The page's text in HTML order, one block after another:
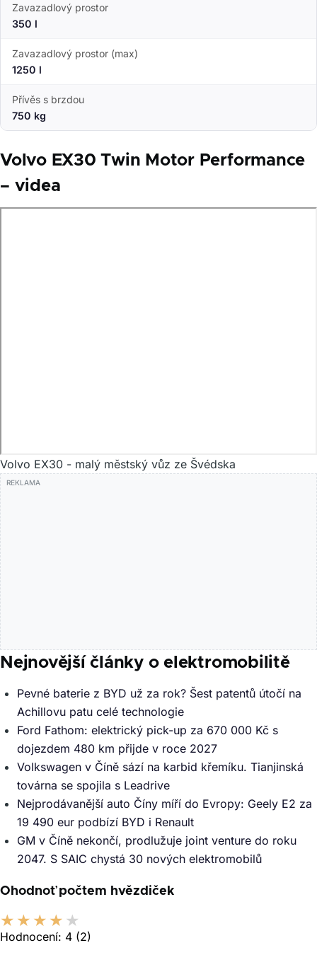
Zavazadlový prostor
350 l
Zavazadlový prostor (max)
1250 l
Přívěs s brzdou
750 kg
Volvo EX30 Twin Motor Performance
– videa
Volvo EX30 - malý městský vůz ze Švédska
Nejnovější články o elektromobilitě
Pevné baterie z BYD už za rok? Šest patentů útočí na
Achillovu patu celé technologie
Ford Fathom: elektrický pick-up za 670 000 Kč s
dojezdem 480 km přijde v roce 2027
Volkswagen v Číně sází na karbid křemíku. Tianjinská
továrna se spojila s Leadrive
Nejprodávanější auto Číny míří do Evropy: Geely E2 za
19 490 eur podbízí BYD i Renault
GM v Číně nekončí, prodlužuje joint venture do roku
2047. S SAIC chystá 30 nových elektromobilů
Ohodnoť počtem hvězdiček
Hodnocení: 4 (2)